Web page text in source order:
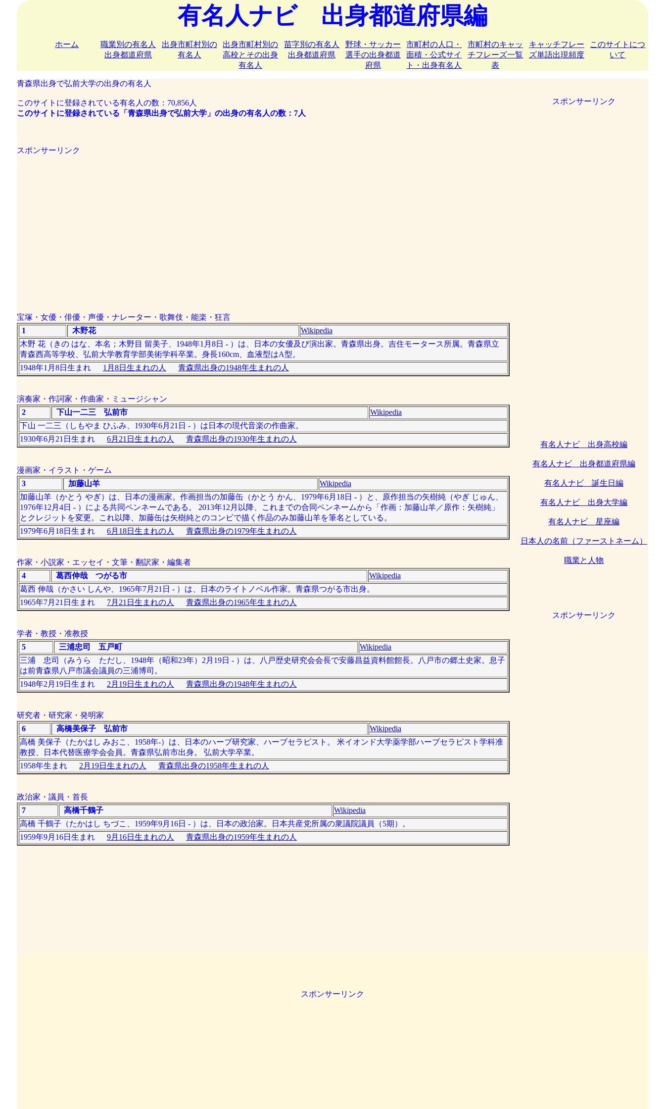
有名人ナビ 出身都道府県編
ホーム
職業別の有名人
出身都道府県
出身市町村別の
有名人
出身市町村別の
高校とその出身
有名人
苗字別の有名人
出身都道府県
野球・サッカー
選手の出身都道
府県
市町村の人口・
面積・公式サイ
ト・出身有名人
市町村のキャッ
チフレーズ一覧
表
キャッチフレー
ズ単語出現頻度
このサイトにつ
いて
青森県出身で弘前大学の出身の有名人
このサイトに登録されている有名人の数：70,856人
このサイトに登録されている「青森県出身で弘前大学」の出身の有名人の数：7人
スポンサーリンク
宝塚・女優・俳優・声優・ナレーター・歌舞伎・能楽・狂言
1
木野花
Wikipedia
木野 花（きの はな、本名；木野目 留美子、1948年1月8日 - ）は、日本の女優及び演出家。青森県出身。吉住モータース所属。青森県立
青森西高等学校、弘前大学教育学部美術学科卒業。身長160cm、血液型はA型。
1948年1月8日生まれ 1月8日生まれの人 青森県出身の1948年生まれの人
演奏家・作詞家・作曲家・ミュージシャン
2
下山一二三 弘前市
Wikipedia
下山 一二三（しもやま ひふみ、1930年6月21日 - ）は日本の現代音楽の作曲家。
1930年6月21日生まれ 6月21日生まれの人 青森県出身の1930年生まれの人
漫画家・イラスト・ゲーム
3
加藤山羊
Wikipedia
加藤山羊（かとう やぎ）は、日本の漫画家。作画担当の加藤缶（かとう かん、1979年6月18日 - ）と、原作担当の矢樹純（やぎ じゅん、
1976年12月4日 - ）による共同ペンネームである。 2013年12月以降、これまでの合同ペンネームから「作画：加藤山羊／原作：矢樹純」
とクレジットを変更。これ以降、加藤缶は矢樹純とのコンビで描く作品のみ加藤山羊を筆名としている。
1979年6月18日生まれ 6月18日生まれの人 青森県出身の1979年生まれの人
作家・小説家・エッセイ・文筆・翻訳家・編集者
4
葛西伸哉 つがる市
Wikipedia
葛西 伸哉（かさい しんや、1965年7月21日 - ）は、日本のライトノベル作家。青森県つがる市出身。
1965年7月21日生まれ 7月21日生まれの人 青森県出身の1965年生まれの人
学者・教授・准教授
5
三浦忠司 五戸町
Wikipedia
三浦 忠司（みうら ただし、1948年（昭和23年）2月19日 - ）は、八戸歴史研究会会長で安藤昌益資料館館長。八戸市の郷土史家。息子
は前青森県八戸市議会議員の三浦博司。
1948年2月19日生まれ 2月19日生まれの人 青森県出身の1948年生まれの人
研究者・研究家・発明家
6
高橋美保子 弘前市
Wikipedia
高橋 美保子（たかはし みおこ、1958年-）は、日本のハーブ研究家、ハーブセラピスト。 米イオンド大学薬学部ハーブセラピスト学科准
教授、日本代替医療学会会員。青森県弘前市出身。 弘前大学卒業。
1958年生まれ 2月19日生まれの人 青森県出身の1958年生まれの人
政治家・議員・首長
7
高橋千鶴子
Wikipedia
高橋 千鶴子（たかはし ちづこ、1959年9月16日 - ）は、日本の政治家。日本共産党所属の衆議院議員（5期）。
1959年9月16日生まれ 9月16日生まれの人 青森県出身の1959年生まれの人
スポンサーリンク
有名人ナビ 出身高校編
有名人ナビ 出身都道府県編
有名人ナビ 誕生日編
有名人ナビ 出身大学編
有名人ナビ 星座編
日本人の名前（ファーストネーム）
職業と人物
スポンサーリンク
スポンサーリンク